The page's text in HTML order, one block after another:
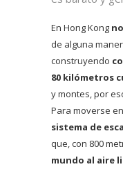
En Hong Kong
de alguna
construyendo
80 kilómetros
y montes, por
Para moverse
sistema de
que, con 800
mundo al aire